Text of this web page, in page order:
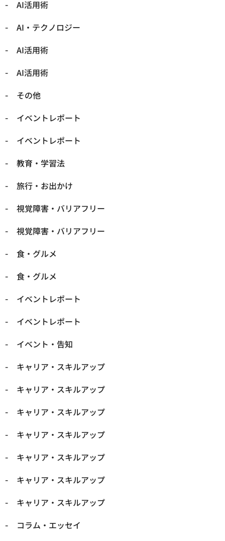
AI活用術
​AI・テクノロジー
​AI活用術
​AI活用術
​その他
​イベントレポート
​イベントレポート
​教育・学習法
​旅行・お出かけ
​視覚障害・バリアフリー
​視覚障害・バリアフリー
​食・グルメ
​食・グルメ
イベントレポート
イベントレポート
イベント・告知
キャリア・スキルアップ
キャリア・スキルアップ
キャリア・スキルアップ
キャリア・スキルアップ
キャリア・スキルアップ
キャリア・スキルアップ
キャリア・スキルアップ
コラム・エッセイ